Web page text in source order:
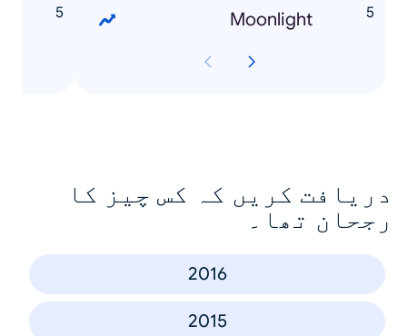
Moonlight
دریافت کریں کہ کس چیز کا
رجحان تھا۔
2016
2015